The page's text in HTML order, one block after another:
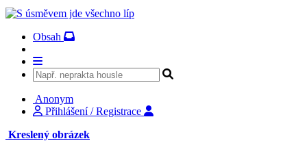
Obsah
Anonym
Přihlášení / Registrace
Kreslený obrázek